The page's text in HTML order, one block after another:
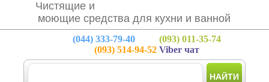
Чистящие и
моющие средства для кухни и ванной
(044) 333-79-40 (093) 011-35-74
(093) 514-94-52Viber чат
НАЙТИ